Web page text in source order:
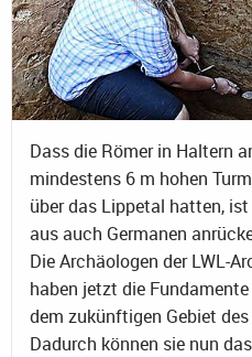
Dass die Römer in Haltern
mindestens 6 m hohen
über das Lippetal hatten,
aus auch Germanen
Die Archäologen der LWL-
haben jetzt die
dem zukünftigen Gebiet
Dadurch können sie nun